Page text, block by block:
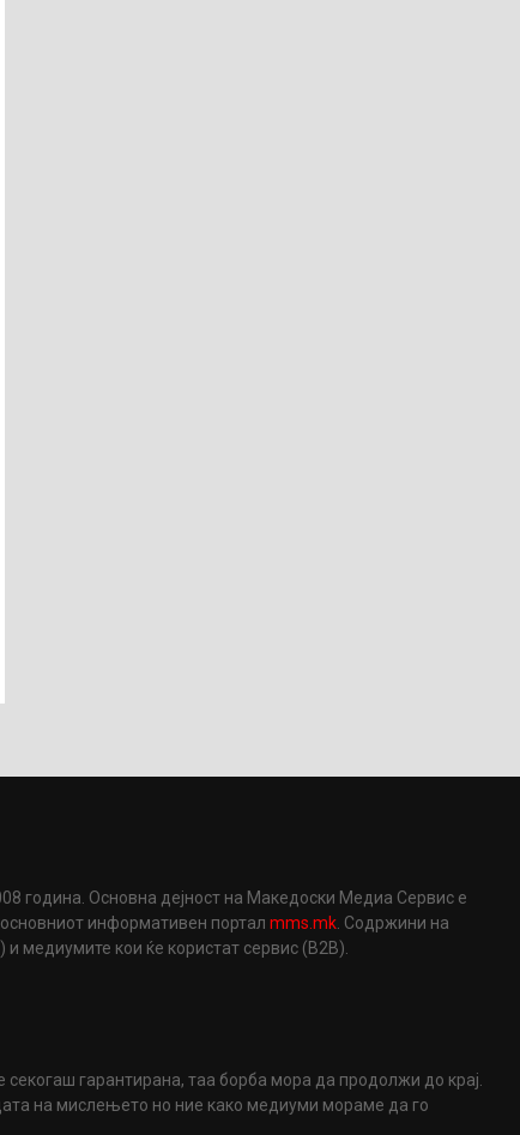
година. Основна дејност на Македоски Медиа Сервис е
основниот информативен порталmms.mk. Содржини на
медиумите кои ќе користат сервис (B2B).
гарантирана, таа борба мора да продолжи до крај.
на мислењето но ние како медиуми мораме да го